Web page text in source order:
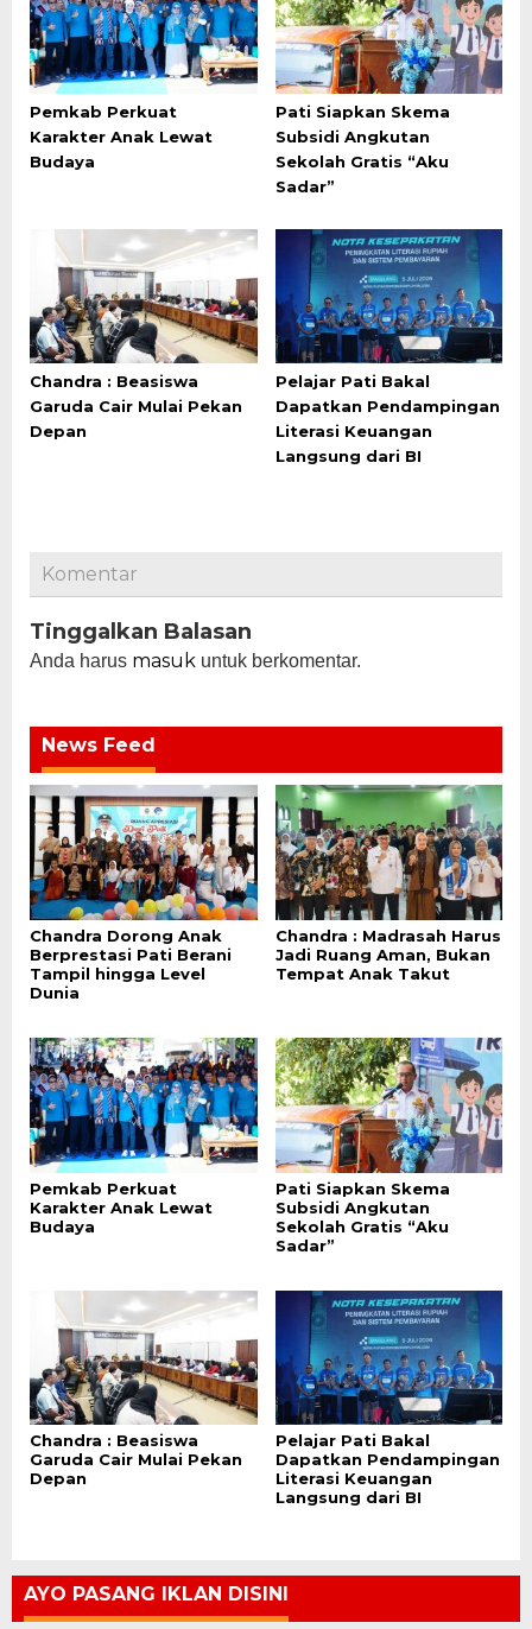
Pemkab Perkuat
Karakter Anak Lewat
Budaya
Pati Siapkan Skema
Subsidi Angkutan
Sekolah Gratis “Aku
Sadar”
Chandra : Beasiswa
Garuda Cair Mulai Pekan
Depan
Pelajar Pati Bakal
Dapatkan Pendampingan
Literasi Keuangan
Langsung dari BI
Komentar
Tinggalkan Balasan
Anda harus masuk untuk berkomentar.
News Feed
Chandra Dorong Anak
Berprestasi Pati Berani
Tampil hingga Level
Dunia
Chandra : Madrasah Harus
Jadi Ruang Aman, Bukan
Tempat Anak Takut
Pemkab Perkuat
Karakter Anak Lewat
Budaya
Pati Siapkan Skema
Subsidi Angkutan
Sekolah Gratis “Aku
Sadar”
Chandra : Beasiswa
Garuda Cair Mulai Pekan
Depan
Pelajar Pati Bakal
Dapatkan Pendampingan
Literasi Keuangan
Langsung dari BI
AYO PASANG IKLAN DISINI